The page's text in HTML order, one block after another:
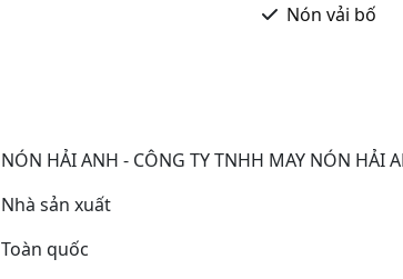
Nón vải bố
NÓN HẢI ANH - CÔNG TY TNHH MAY NÓN HẢI
Nhà sản xuất
Toàn quốc